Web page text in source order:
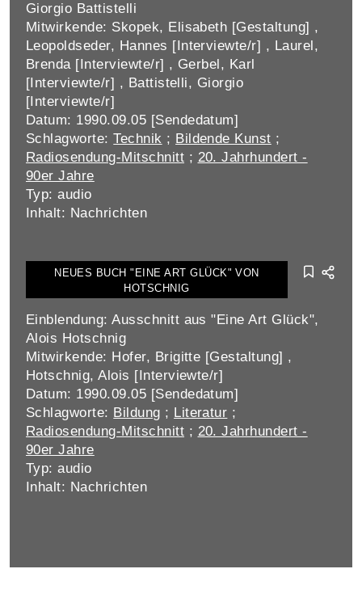
Giorgio Battistelli
Mitwirkende: Skopek, Elisabeth [Gestaltung] ,
Leopoldseder, Hannes [Interviewte/r] , Laurel,
Brenda [Interviewte/r] , Gerbel, Karl
[Interviewte/r] , Battistelli, Giorgio
[Interviewte/r]
Datum: 1990.09.05 [Sendedatum]
Schlagworte:Technik ; Bildende Kunst ;
Radiosendung-Mitschnitt ; 20. Jahrhundert -
90er Jahre
Typ: audio
Inhalt: Nachrichten
NEUES BUCH "EINE ART GLÜCK" VON
HOTSCHNIG
Einblendung: Ausschnitt aus "Eine Art Glück",
Alois Hotschnig
Mitwirkende: Hofer, Brigitte [Gestaltung] ,
Hotschnig, Alois [Interviewte/r]
Datum: 1990.09.05 [Sendedatum]
Schlagworte: Bildung ; Literatur ;
Radiosendung-Mitschnitt ; 20. Jahrhundert -
90er Jahre
Typ: audio
Inhalt: Nachrichten